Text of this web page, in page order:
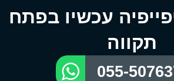
עכשיו בפתח
תקווה
055-